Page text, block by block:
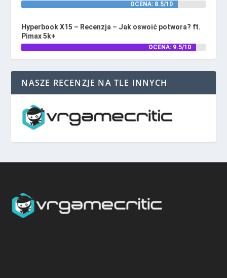
OCENA: 8.5/10
Hyperbook X15 – Recenzja – Jak oswoić potwora? ft.
Pimax 5k+
OCENA: 9.5/10
NASZE RECENZJE NA TLE INNYCH